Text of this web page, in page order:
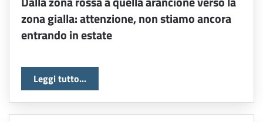
zona gialla: attenzione, non stiamo ancora
entrando in estate
Leggi tutto...